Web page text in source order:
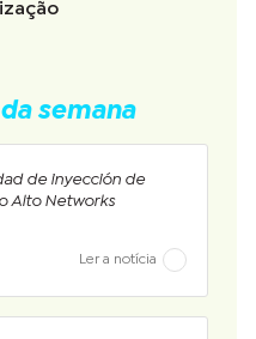
da semana
de inyección de
Alto Networks
Ler a notícia